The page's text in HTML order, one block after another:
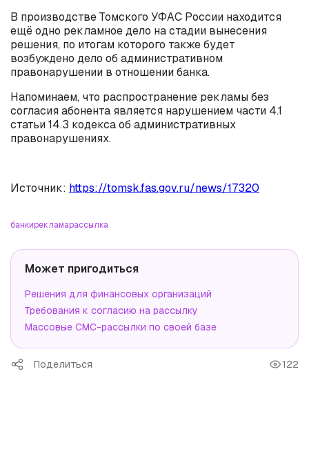
В производстве Томского УФАС России находится
ещё одно рекламное дело на стадии вынесения
решения, по итогам которого также будет
возбуждено дело об административном
правонарушении в отношении банка.
Напоминаем, что распространение рекламы без
согласия абонента является нарушением части 4.1
статьи 14.3 кодекса об административных
правонарушениях.
Источник: https://tomsk.fas.gov.ru/news/17320
банкирекламарассылка
Может пригодиться
Решения для финансовых организаций
Требования к согласию на рассылку
Массовые СМС-рассылки по своей базе
Поделиться 122